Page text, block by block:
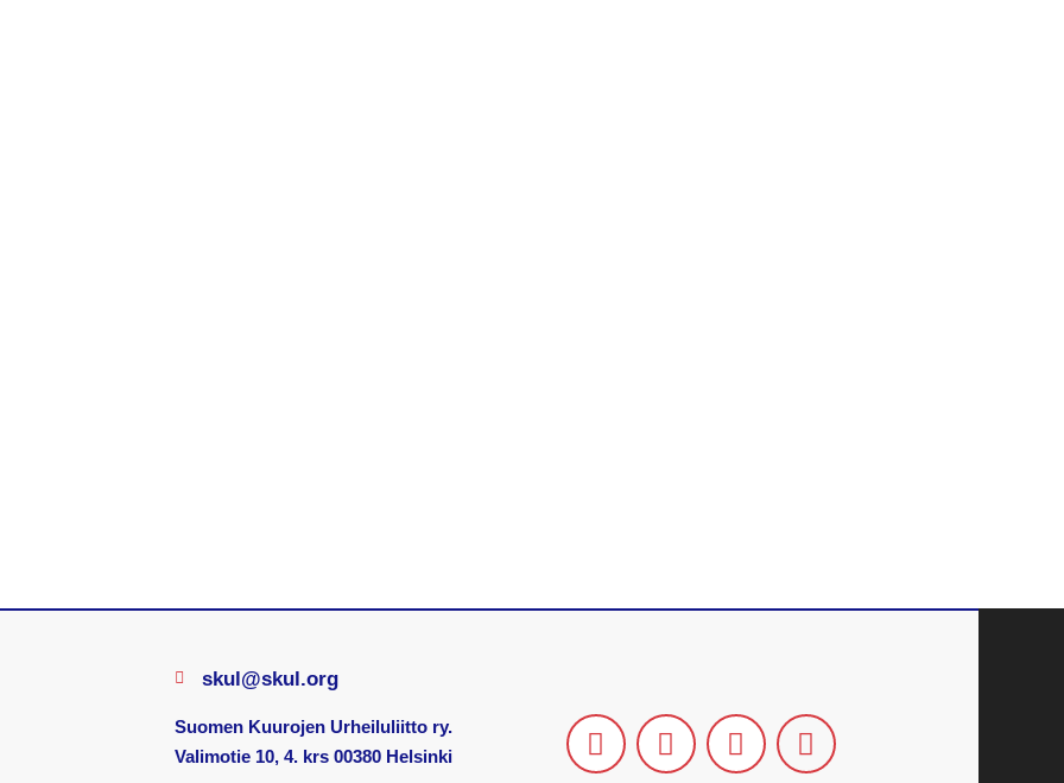
skul@skul.org
Suomen Kuurojen Urheiluliitto ry.
Valimotie 10, 4. krs 00380 Helsinki